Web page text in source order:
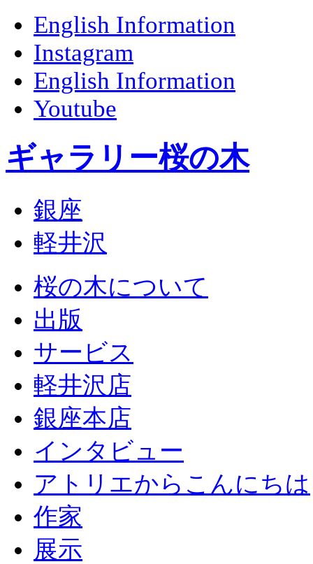
English Information
Instagram
English Information
Youtube
ギャラリー桜の木
銀座
軽井沢
桜の木について
出版
サービス
軽井沢店
銀座本店
インタビュー
アトリエからこんにちは
作家
展示